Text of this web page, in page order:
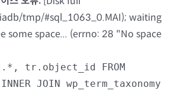
tmp/#sql_1063_0.MAI); waiting
some space... (errno: 28 "No space
tr.object_id FROM
JOIN wp_term_taxonomy